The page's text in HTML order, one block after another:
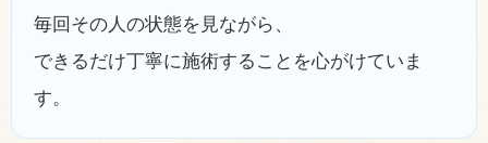
毎回その人の状態を見ながら、
できるだけ丁寧に施術することを心がけていま
す。